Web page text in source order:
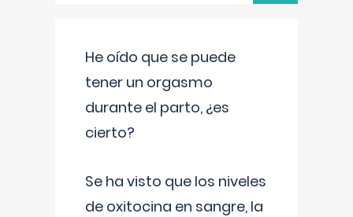
He oído que se puede
tener un orgasmo
durante el parto, ¿es
cierto?
Se ha visto que los niveles
de oxitocina en sangre, la